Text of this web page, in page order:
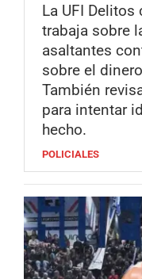
La UFI
trabaja sobre
asaltantes
sobre el
También
para intentar
hecho.
POLICIALES